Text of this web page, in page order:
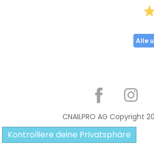
Alle
CNAILPRO AG Copyright
Kontrolliere deine Privatsphäre